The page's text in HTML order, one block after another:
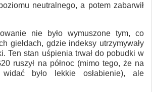
neutralnego, a potem zabarwił
nie było wymuszone tym, co
giełdach, gdzie indeksy utrzymywały
Ten stan uśpienia trwał do pobudki w
ruszył na północ (mimo tego, że na
widać było lekkie osłabienie), ale